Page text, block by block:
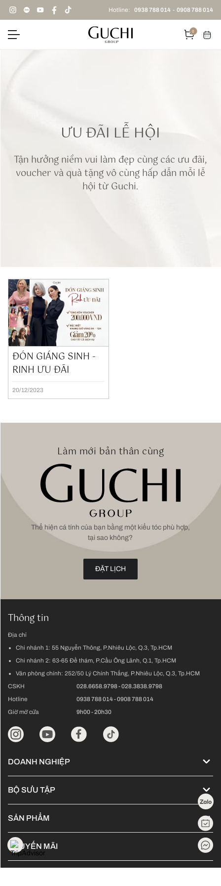
Hotline: 0938 788 014 - 0908 788 014
0
ƯU ĐÃI LỄ HỘI
Tận hưởng niềm vui làm đẹp cùng các ưu đãi,
voucher và quàtặng vô cùng hấp dẫn mỗi lễ
hội từ Guchi.
ĐÓN GIÁNG SINH -
RINH ƯU ĐÃI
20/12/2023
Làm mới bản thân cùng
Thể hiện cá tính của bạn bằng một kiểu tóc phù hợp,
tại sao không?
ĐẶT LỊCH
Thông tin
Địa chỉ
Chi nhánh 1: 55 Nguyễn Thông, P.Nhiêu Lộc, Q.3, Tp.HCM
Chi nhánh 2: 63-65 Đề thám, P.Cầu Ông Lãnh, Q.1, Tp.HCM
Văn phòng chính: 252/50 Lý Chính Thắng, P.Nhiêu Lộc, Q.3, Tp.HCM
CSKH
028.6658.9798-028.3838.9798
Hotline
0938 788 014-0908 788 014
Giờ mở cửa
9h00 - 20h30
DOANH NGHIỆP
Về chúng tôi
Đống hành cùng Kol
Tuyển dụng
Bảng giá
BỘ SƯU TẬP
Cập nhật xu hướng tóc - 2024
Guchi Hair Show
Tóc nối - Hair extensions
SẢN PHẨM
Sản phẩm L'Oreal Professionnel
Sản phẩm Kérastase
KHUYẾN MÃI
Ưu đãi trong tháng